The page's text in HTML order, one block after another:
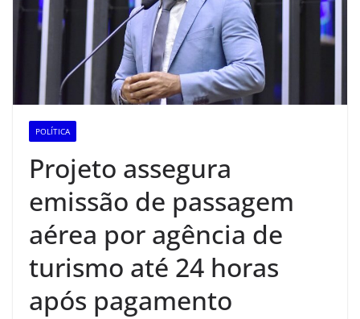
POLÍTICA
Projeto assegura
emissão de passagem
aérea por agência de
turismo até 24 horas
após pagamento